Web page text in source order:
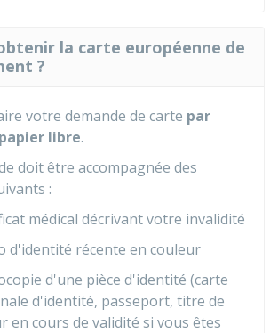
la carte européenne de
?
votre demande de carte par
libre.
doit être accompagnée des
:
médical décrivant votre invalidité
d'identité récente en couleur
d'une pièce d'identité (carte
d'identité, passeport, titre de
en cours de validité si vous êtes